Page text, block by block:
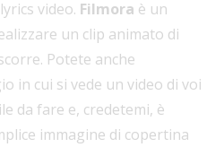
video. Filmora è un
un clip animato di
Potete anche
in cui si vede un video di voi
da fare e, credetemi, è
immagine di copertina